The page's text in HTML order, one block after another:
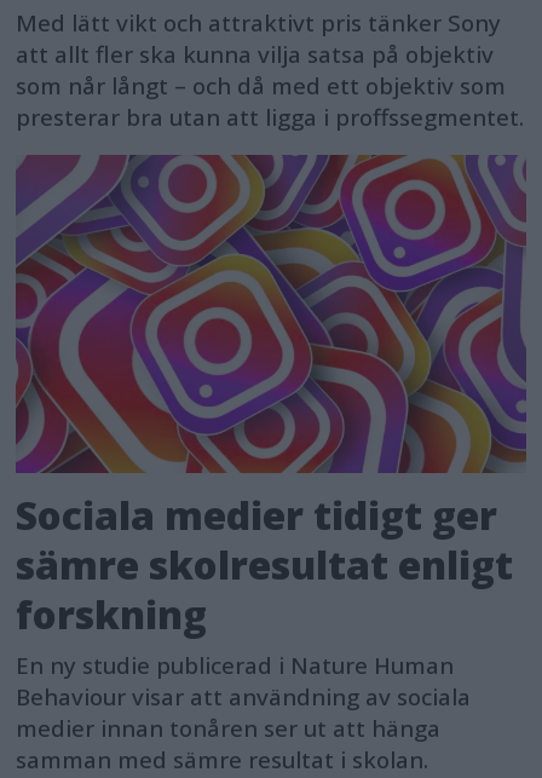
Med lätt vikt och attraktivt pris tänker Sony
att allt fler ska kunna vilja satsa på objektiv
som når långt – och då med ett objektiv som
presterar bra utan att ligga i proffssegmentet.
Sociala medier tidigt ger
sämre skolresultat enligt
forskning
En ny studie publicerad i Nature Human
Behaviour visar att användning av sociala
medier innan tonåren ser ut att hänga
samman med sämre resultat i skolan.